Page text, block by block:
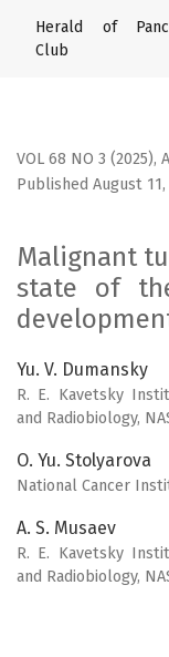
Malignant
Herald of
Club
VOL 68 NO 3 (2025),
Malignant
state of
Published August 11,
Yu. V. Dumansky
R. E. Kavetsky
and Radiobiology,
O. Yu. Stolyarova
National Cancer
A. S. Musaev
R. E. Kavetsky
and Radiobiology,